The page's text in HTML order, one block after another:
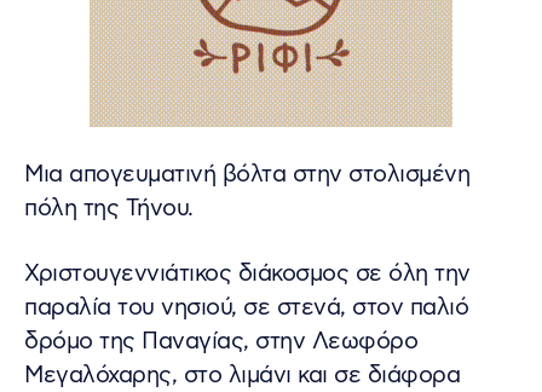
Μια απογευματινή βόλτα στην στολισμένη
πόλη της Τήνου.
Χριστουγεννιάτικος διάκοσμος σε όλη την
παραλία του νησιού, σε στενά, στον παλιό
δρόμο της Παναγίας, στην Λεωφόρο
Μεγαλόχαρης, στο λιμάνι και σε διάφορα